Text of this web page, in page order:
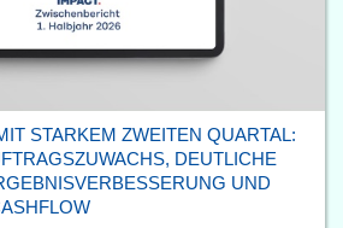
STARKEM ZWEITEN QUARTAL:
DEUTLICHE
UND